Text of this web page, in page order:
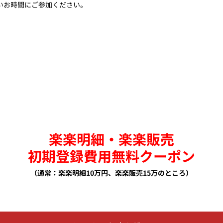
時間にご参加ください。
楽楽明細・楽楽販売
初期登録費用無料クーポン
（通常：楽楽明細10万円、楽楽販売15万のところ）